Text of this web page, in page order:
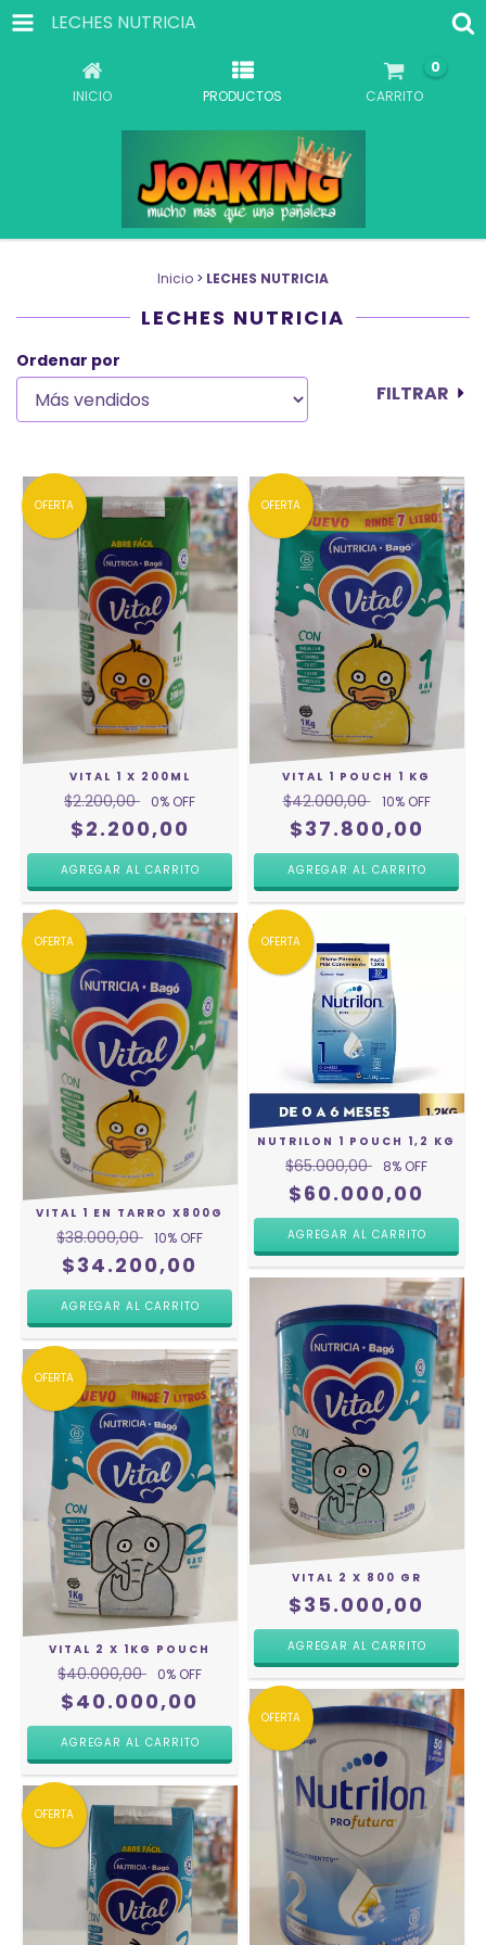
LECHES NUTRICIA
INICIO PRODUCTOS CARRITO
0
Inicio > LECHES NUTRICIA
LECHES NUTRICIA
Ordenar por
FILTRAR
OFERTA
VITAL 1 X 200ML
$2.200,00 0% OFF
$2.200,00
OFERTA
VITAL 1 POUCH 1 KG
$42.000,00 10% OFF
$37.800,00
OFERTA
VITAL 1 EN TARRO X800G
$38.000,00 10% OFF
$34.200,00
OFERTA
NUTRILON 1 POUCH 1,2 KG
$65.000,00 8% OFF
$60.000,00
OFERTA
VITAL 2 X 1KG POUCH
$40.000,00 0% OFF
$40.000,00
VITAL 2 X 800 GR
$35.000,00
OFERTA
OFERTA